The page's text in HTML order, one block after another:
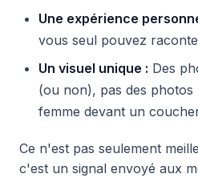
Une expérience
vous seul pouvez
Un visuel unique : Des
(ou non), pas des
femme devant un
Ce n'est pas seulement
c'est un signal envoyé aux